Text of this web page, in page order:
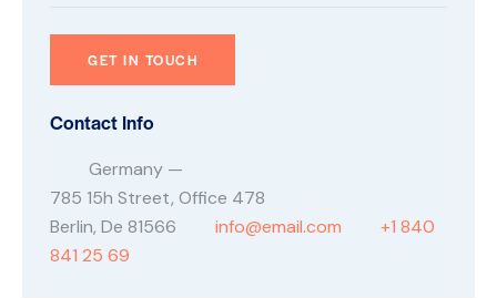
Contact Info
Germany —
785 15h Street, Office 478
Berlin, De 81566
info@email.com
+1 840
841 25 69